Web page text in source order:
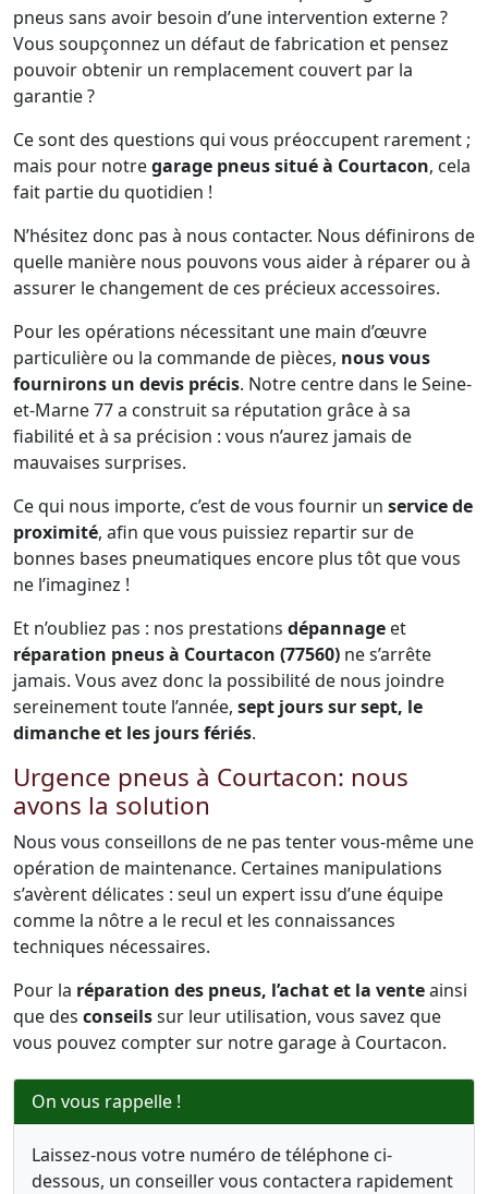
pneus sans avoir besoin d’une intervention externe ?
Vous soupçonnez un défaut de fabrication et pensez
pouvoir obtenir un remplacement couvert par la
garantie ?
Ce sont des questions qui vous préoccupent rarement ;
mais pour notregarage pneus situé à Courtacon, cela
fait partie du quotidien !
N’hésitez donc pas à nous contacter. Nous définirons de
quelle manière nous pouvons vous aider à réparer ou à
assurer le changement de ces précieux accessoires.
Pour les opérations nécessitant une main d’œuvre
particulière ou la commande de pièces, nous vous
fournirons un devis précis. Notre centre dans le Seine-
et-Marne 77 a construit sa réputation grâce à sa
fiabilité et à sa précision : vous n’aurez jamais de
mauvaises surprises.
Ce qui nous importe, c’est de vous fournir un service de
proximité, afin que vous puissiez repartir sur de
bonnes bases pneumatiques encore plus tôt que vous
ne l’imaginez !
Et n’oubliez pas : nos prestations dépannage et
réparation pneus à Courtacon (77560) ne s’arrête
jamais. Vous avez donc la possibilité de nous joindre
sereinement toute l’année, sept jours sur sept, le
dimanche et les jours fériés.
Urgence pneus à Courtacon: nous
avons la solution
Nous vous conseillons de ne pas tenter vous-même une
opération de maintenance. Certaines manipulations
s’avèrent délicates : seul un expert issu d’une équipe
comme la nôtre a le recul et les connaissances
techniques nécessaires.
Pour la réparation des pneus, l’achat et la venteainsi
que des conseilssur leur utilisation, vous savez que
vous pouvez compter sur notre garage à Courtacon.
On vous rappelle !
Laissez-nous votre numéro de téléphone ci-
dessous, un conseiller vous contactera rapidement